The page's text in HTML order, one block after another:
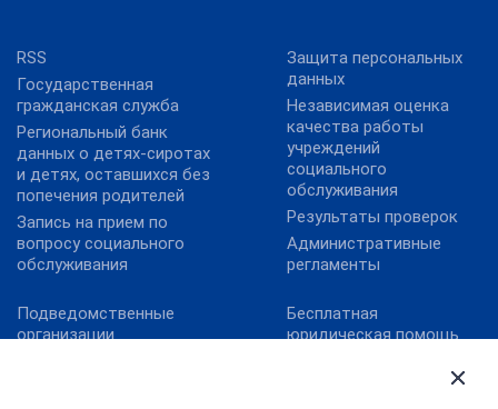
RSS
Государственная
гражданская служба
Региональный банк
данных о детях-сиротах
и детях, оставшихся без
попечения родителей
Запись на прием по
вопросу социального
обслуживания
Защита персональных
данных
Независимая оценка
качества работы
учреждений
социального
обслуживания
Результаты проверок
Административные
регламенты
Подведомственные
организации
Бесплатная
юридическая помощь
антитеррористической